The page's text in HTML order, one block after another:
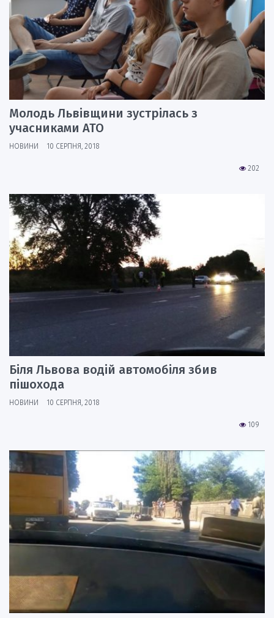
Молодь Львівщини зустрілась з
учасниками АТО
НОВИНИ 10 СЕРПНЯ, 2018
202
Біля Львова водій автомобіля збив
пішохода
НОВИНИ 10 СЕРПНЯ, 2018
109